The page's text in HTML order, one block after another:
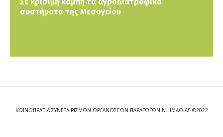
συστήματα της Μεσογείου
ΚΟΙΝΟΠΡΑΞΙΑ ΣΥΝΕΤΑΙΡΙΣΜΩΝ ΟΡΓΑΝΩΣΕΩΝ ΠΑΡΑΓΩΓΩΝ Ν.ΗΜΑΘΙΑΣ ©2022